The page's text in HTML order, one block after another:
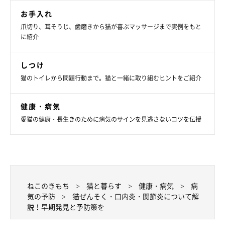
お手入れ
爪切り、耳そうじ、歯磨きから猫が喜ぶマッサージまで実例をもと
に紹介
しつけ
猫のトイレから問題行動まで。猫と一緒に取り組むヒントをご紹介
健康・病気
愛猫の健康・長生きのために病気のサインを見逃さないコツを伝授
ねこのきもち 猫と暮らす 健康・病気
病
気の予防
猫ぜんそく・口内炎・関節炎について解
説！早期発見と予防策を